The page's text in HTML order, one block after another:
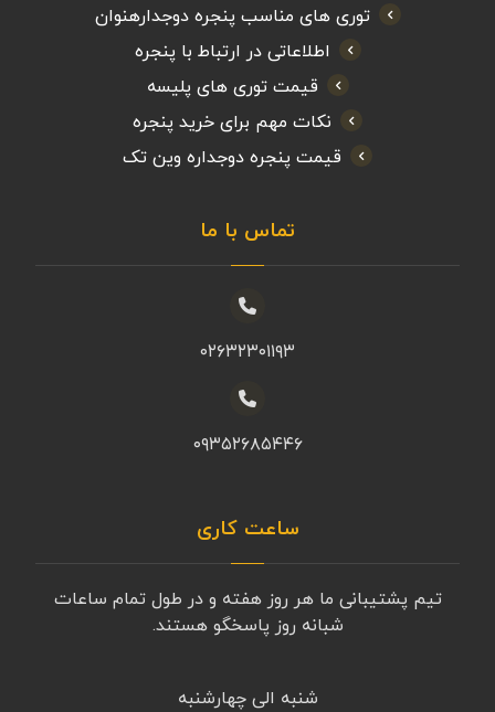
توری های مناسب پنجره دوجدارهنوان
اطلاعاتی در ارتباط با پنجره
قیمت توری های پلیسه
نکات مهم برای خرید پنجره
قیمت پنجره دوجداره وین تک
تماس با ما
۰۲۶۳۲۳۰۱۱۹۳
۰۹۳۵۲۶۸۵۴۴۶
ساعت کاری
تیم پشتیبانی ما هر روز هفته و در طول تمام ساعات
شبانه روز پاسخگو هستند.
شنبه الی چهارشنبه